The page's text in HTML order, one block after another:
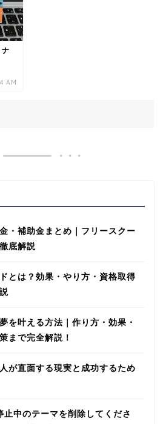
AM
・補助金まとめ｜フリースクー
底解説
とは？効果・やり方・資格取得
を叶える方法｜作り方・効果・
まで完全解説！
が直面する現実と成功するため
中のテーマを削除してくださ